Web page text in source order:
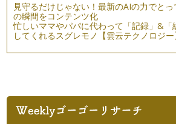
見守るだけじゃない！最新のAIの力でとっ
の瞬間をコンテンツ化
忙しいママやパパに代わって「記録」&「
してくれるスグレモノ【雲云テクノロジー